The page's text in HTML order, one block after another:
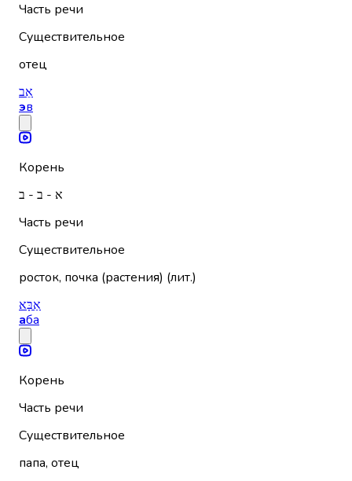
Часть речи
Существительное
отец
אֵב
эв
Корень
א - ב - ב
Часть речи
Существительное
росток, почка (растения) (лит.)
אַבָּא
аба
Корень
Часть речи
Существительное
папа, отец